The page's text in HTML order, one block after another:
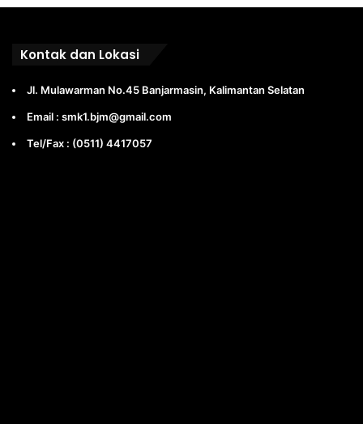
Kontak dan Lokasi
Jl. Mulawarman No.45 Banjarmasin, Kalimantan Selatan
Email : smk1.bjm@gmail.com
Tel/Fax : (0511) 4417057